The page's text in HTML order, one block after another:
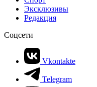
Эксклюзивы
Редакция
Соцсети
Vkontakte
Telegram